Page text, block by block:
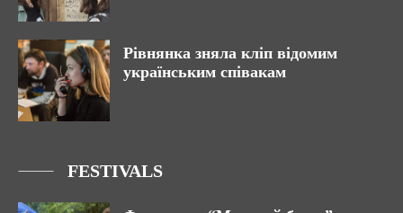
Рівнянка зняла кліп відомим
українським співакам
FESTIVALS